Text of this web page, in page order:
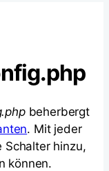
beherbergt
. Mit jeder
Schalter hinzu,
können.